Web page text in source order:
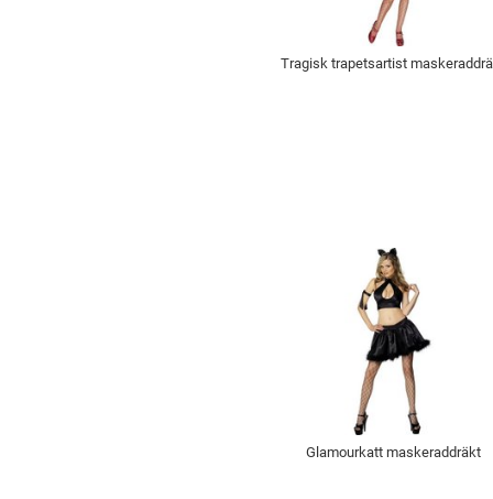
Tragisk trapetsartist
Glamourkatt maskeraddräkt